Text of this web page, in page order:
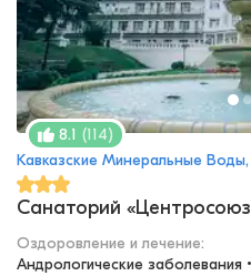
8.1 (114)
Кавказские Минеральные
Санаторий
Оздоровление и лечение:
Андрологические заболевания